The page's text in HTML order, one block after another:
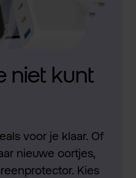
niet kunt
voor je klaar. Of
nieuwe oortjes,
Kies